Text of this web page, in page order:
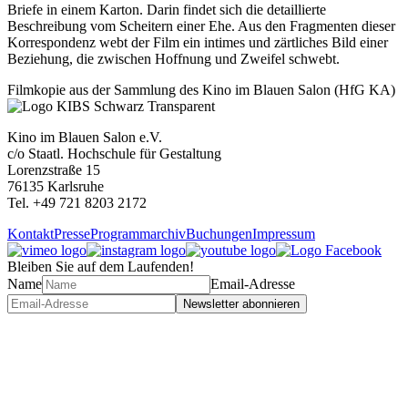
Briefe in einem Karton. Darin findet sich die detaillierte
Beschreibung vom Scheitern einer Ehe. Aus den Fragmenten dieser
Korrespondenz webt der Film ein intimes und zärtliches Bild einer
Beziehung, die zwischen Hoffnung und Zweifel schwebt.
Filmkopie aus der Sammlung des Kino im Blauen Salon (HfG KA)
Kino im Blauen Salon e.V.
c/o Staatl. Hochschule für Gestaltung
Lorenzstraße 15
76135 Karlsruhe
Tel. +49 721 8203 2172
KontaktPresseProgrammarchivBuchungenImpressum
Bleiben Sie auf dem Laufenden!
Name
Email-Adresse
Newsletter abonnieren